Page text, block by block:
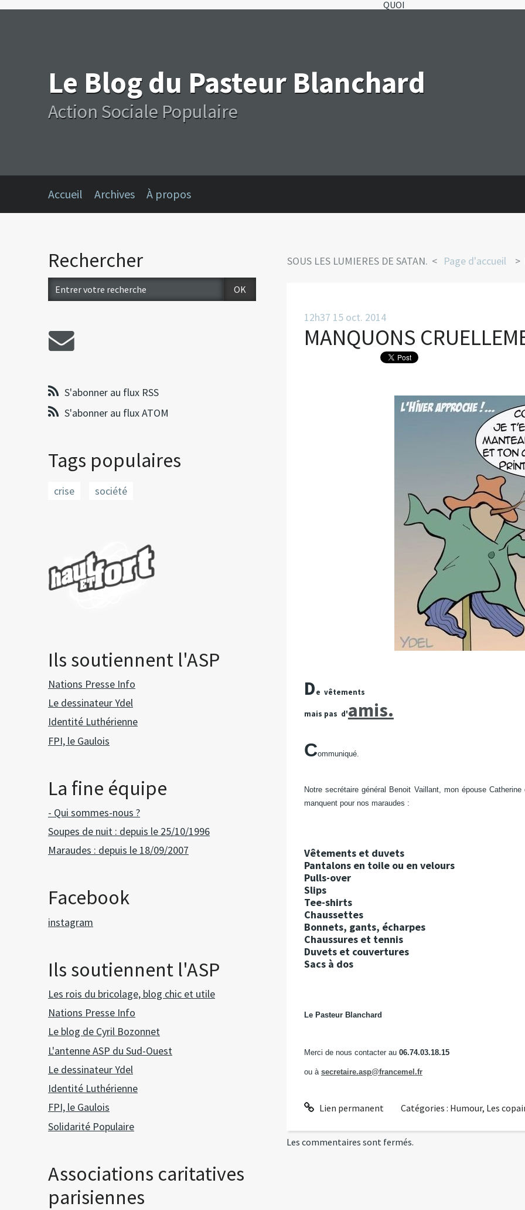
QUOI
Le Blog du Pasteur Blanchard
Action Sociale Populaire
Accueil Archives À propos
Rechercher
S'abonner au flux RSS
S'abonner au flux ATOM
Tags populaires
crise société
Ils soutiennent l'ASP
Nations Presse Info
Le dessinateur Ydel
Identité Luthérienne
FPI, le Gaulois
La fine équipe
- Qui sommes-nous ?
Soupes de nuit : depuis le 25/10/1996
Maraudes : depuis le 18/09/2007
Facebook
instagram
Ils soutiennent l'ASP
Les rois du bricolage, blog chic et utile
Nations Presse Info
Le blog de Cyril Bozonnet
L'antenne ASP du Sud-Ouest
Le dessinateur Ydel
Identité Luthérienne
FPI, le Gaulois
Solidarité Populaire
Associations caritatives
parisiennes
SOUS LES LUMIERES DE SATAN. Page d'accueil
12h37 15 oct. 2014
MANQUONS
De vêtements
mais pas d'amis.
Communiqué.
Notre secrétaire général Benoit Vaillant, mon épouse
manquent pour nos maraudes :
Vêtements et duvets
Pantalons en toile ou en velours
Pulls-over
Slips
Tee-shirts
Chaussettes
Bonnets, gants, écharpes
Chaussures et tennis
Duvets et couvertures
Sacs à dos
Le Pasteur Blanchard
Merci de nous contacter au 06.74.03.18.15
ou à secretaire.asp@francemel.fr
Lien permanent Catégories : Humour, Les
Les commentaires sont fermés.